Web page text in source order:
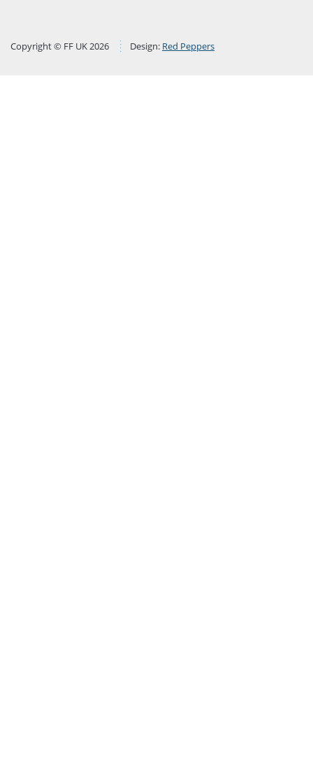
Copyright © FF UK 2026 Design: Red Peppers